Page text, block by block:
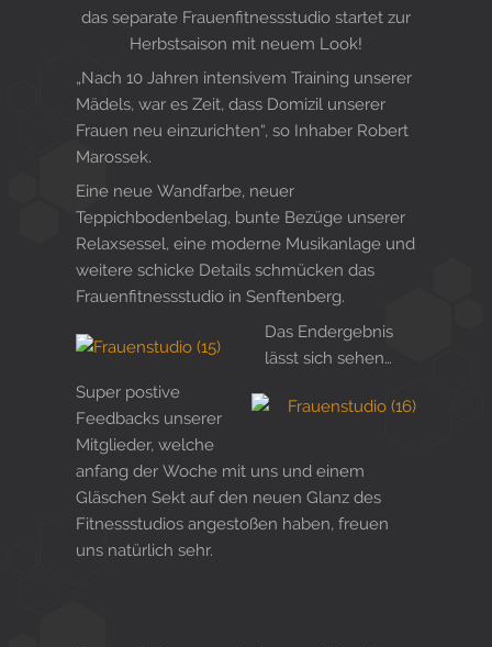
Aktiv für Ihre Gesundheit
das separate Frauenfitnessstudio startet zur
Herbstsaison mit neuem Look!
„Nach 10 Jahren intensivem Training unserer
Mädels, war es Zeit, dass Domizil unserer
Frauen neu einzurichten“, so Inhaber Robert
Marossek.
Eine neue Wandfarbe, neuer
Teppichbodenbelag, bunte Bezüge unserer
Relaxsessel, eine moderne Musikanlage und
weitere schicke Details schmücken das
Frauenfitnessstudio in Senftenberg.
Das Endergebnis
lässt sich sehen…
Super postive
Feedbacks unserer
Mitglieder, welche
anfang der Woche mit uns und einem
Gläschen Sekt auf den neuen Glanz des
Fitnessstudios angestoßen haben, freuen
uns natürlich sehr.